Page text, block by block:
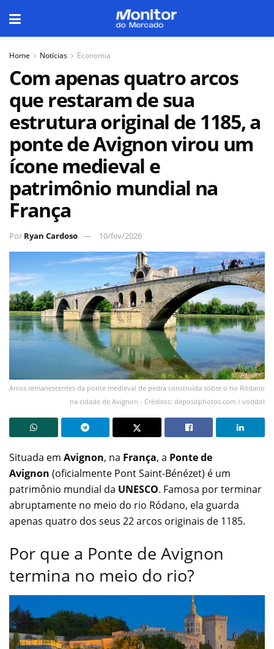
Home Notícias Economia
Com apenas quatro arcos
que restaram de sua
estrutura original de 1185, a
ponte de Avignon virou um
ícone medieval e
patrimônio mundial na
França
Por Ryan Cardoso 10/fev/2026
Arcos remanescentes da ponte medieval de pedra construída sobre o rio Ródano
na cidade de Avignon - Créditos: depositphotos.com / voddol
Situada em Avignon, na França, a Ponte de
Avignon (oficialmente Pont Saint-Bénézet) é um
patrimônio mundial da UNESCO. Famosa por terminar
abruptamente no meio do rio Ródano, ela guarda
apenas quatro dos seus 22 arcos originais de 1185.
Por que a Ponte de Avignon
termina no meio do rio?